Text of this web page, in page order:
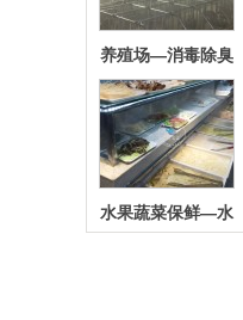
远程集中遥控控制
系统
水果蔬菜保鲜—水
雾加湿设备
城市除尘—灯杆喷
雾除尘